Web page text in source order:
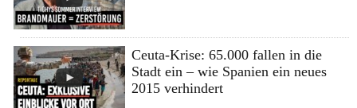
Ceuta-Krise: 65.000 fallen in die
Stadt ein – wie Spanien ein neues
2015 verhindert